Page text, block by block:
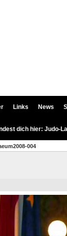
Links News
dich hier: Judo-
004